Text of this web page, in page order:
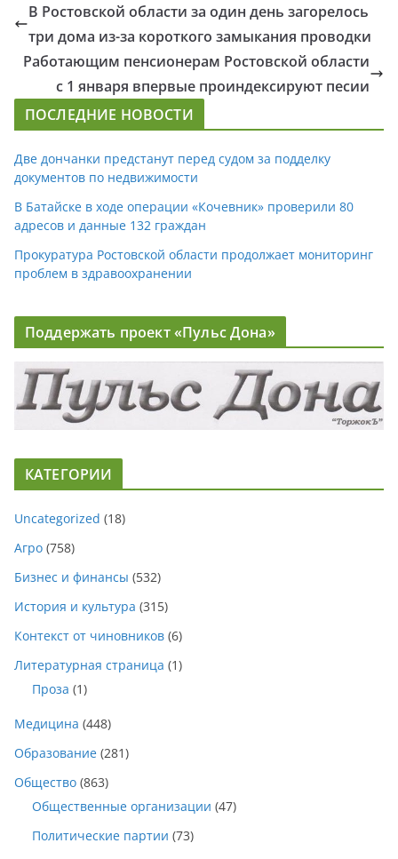
В Ростовской области за один день загорелось
три дома из-за короткого замыкания проводки
Работающим пенсионерам Ростовской области
с 1 января впервые проиндексируют песии
ПОСЛЕДНИЕ НОВОСТИ
Две дончанки предстанут перед судом за подделку
документов по недвижимости
В Батайске в ходе операции «Кочевник» проверили 80
адресов и данные 132 граждан
Прокуратура Ростовской области продолжает мониторинг
проблем в здравоохранении
Поддержать проект «Пульс Дона»
КАТЕГОРИИ
Uncategorized (18)
Агро (758)
Бизнес и финансы (532)
История и культура (315)
Контекст от чиновников (6)
Литературная страница (1)
Проза (1)
Медицина (448)
Образование (281)
Общество (863)
Общественные организации (47)
Политические партии (73)